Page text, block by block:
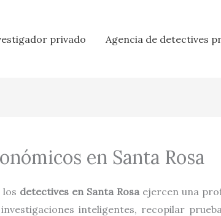
privado Agencia de detectives
en Santa Rosa
los detectives en Santa Rosa ejercen una
inteligentes, recopilar